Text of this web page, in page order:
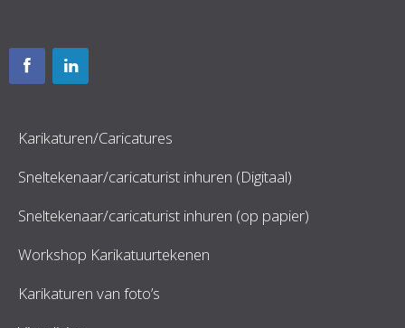
Karikaturen/Caricatures
Sneltekenaar/caricaturist inhuren (Digitaal)
Sneltekenaar/caricaturist inhuren (op papier)
Workshop Karikatuurtekenen
Karikaturen van foto’s